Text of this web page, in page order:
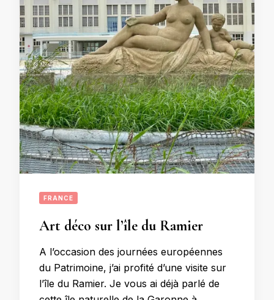
FRANCE
Art déco sur l’île du Ramier
A l’occasion des journées européennes
du Patrimoine, j’ai profité d’une visite sur
l’île du Ramier. Je vous ai déjà parlé de